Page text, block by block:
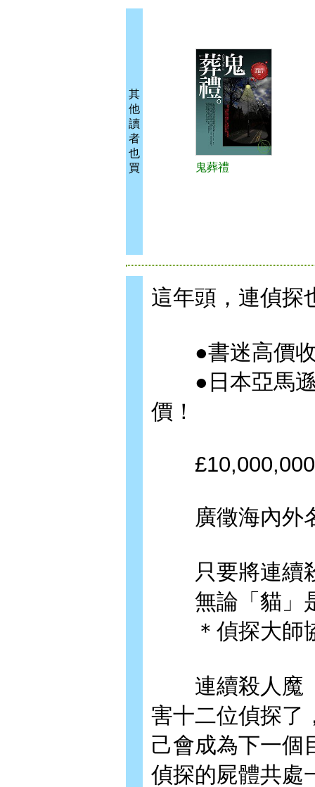
其
他
讀
者
也
買
鬼葬禮
這年頭，連偵
●書迷高價收
●日本亞馬遜
價！
£10,000,000
廣徵海內外
只要將連續殺
無論「貓」是
＊偵探大師
連續殺人魔「
害十二位偵探了
己會成為下一個
偵探的屍體共處